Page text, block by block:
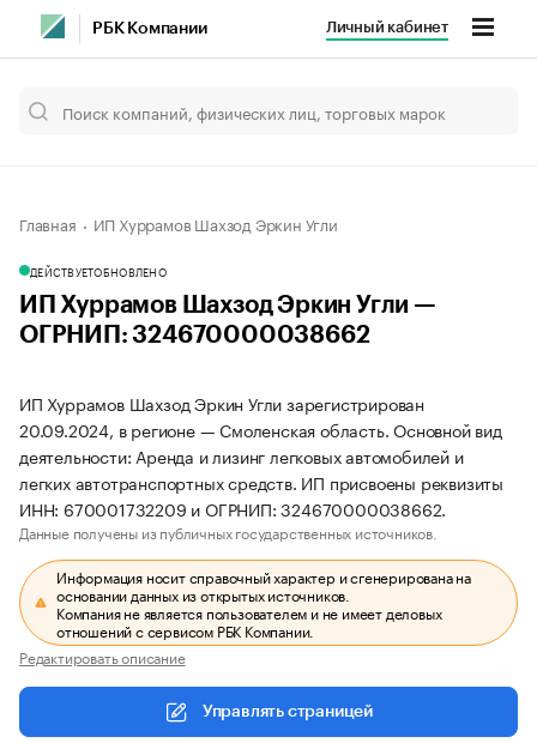
РБК Компании Личный кабинет
Главная ИП Хуррамов Шахзод Эркин Угли
ДЕЙСТВУЕТОБНОВЛЕНО
ИП Хуррамов Шахзод Эркин Угли —
ОГРНИП: 324670000038662
ИП Хуррамов Шахзод Эркин Угли зарегистрирован
20.09.2024, в регионе — Смоленская область. Основной вид
деятельности: Аренда и лизинг легковых автомобилей и
легких автотранспортных средств. ИП присвоены реквизиты
ИНН: 670001732209 и ОГРНИП: 324670000038662.
Данные получены из публичных государственных источников.
Информация носит справочный характер и сгенерирована на
основании данных из открытых источников.
Компания не является пользователем и не имеет деловых
отношений с сервисом РБК Компании.
Редактировать описание
Управлять страницей